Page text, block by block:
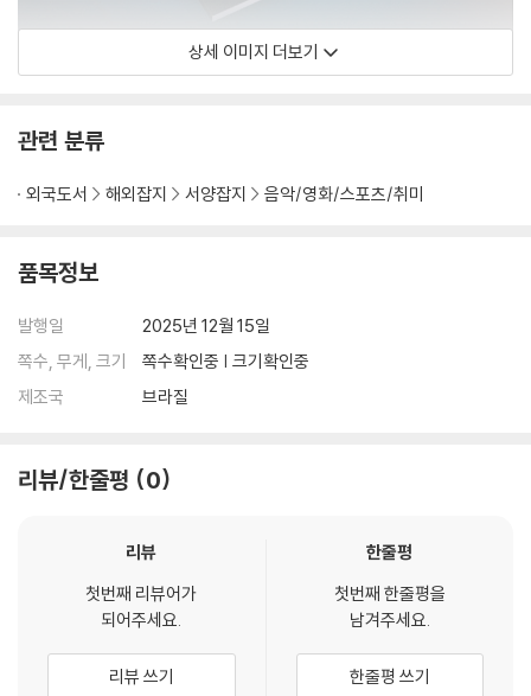
상세 이미지 더보기
관련 분류
외국도서 해외잡지 서양잡지 음악/영화/스포츠/취미
품목정보
발행일
2025년 12월 15일
쪽수, 무게, 크기
쪽수확인중 | 크기확인중
제조국
브라질
리뷰/한줄평 0
리뷰
첫번째 리뷰어가
되어주세요.
리뷰 쓰기
한줄평
첫번째 한줄평을
남겨주세요.
한줄평 쓰기